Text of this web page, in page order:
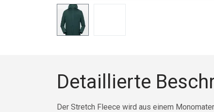
Detaillierte
Der Stretch Fleece wird aus einem